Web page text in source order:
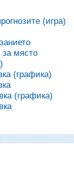
(игра)
място
(графика)
(графика)